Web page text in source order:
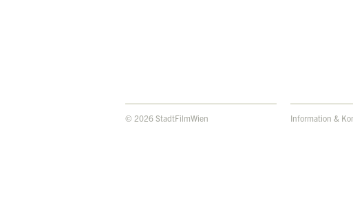
© 2026 StadtFilmWien Information &